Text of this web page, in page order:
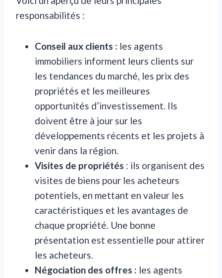
responsabilités :
Conseil aux clients : les agents
immobiliers informent leurs clients sur
les tendances du marché, les prix des
propriétés et les meilleures
opportunités d’investissement. Ils
doivent être à jour sur les
développements récents et les projets à
venir dans la région.
Visites de propriétés : ils organisent des
visites de biens pour les acheteurs
potentiels, en mettant en valeur les
caractéristiques et les avantages de
chaque propriété. Une bonne
présentation est essentielle pour attirer
les acheteurs.
Négociation des offres : les agents